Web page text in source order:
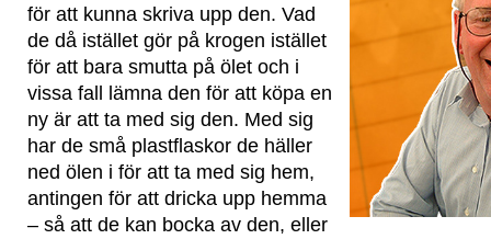
för att kunna skriva upp den. Vad
de då istället gör på krogen istället
för att bara smutta på ölet och i
vissa fall lämna den för att köpa en
ny är att ta med sig den. Med sig
har de små plastflaskor de häller
ned ölen i för att ta med sig hem,
antingen för att dricka upp hemma
– så att de kan bocka av den, eller